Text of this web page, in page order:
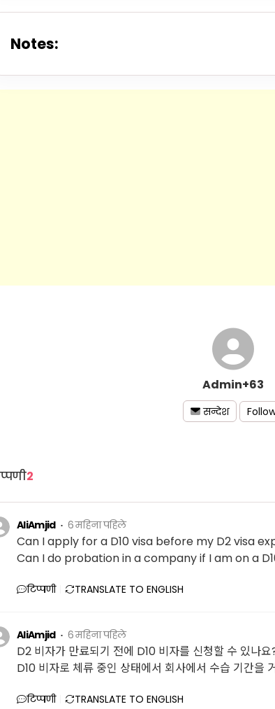
Notes:
Admin+63
सन्देश
2
AliAmjid 6 महिना पहिले
Can I apply for a D10 visa before my D2 visa
Can I do probation in a company if I am on a
टिप्पणी TRANSLATE TO ENGLISH
AliAmjid 6 महिना पहिले
D2 비자가 만료되기 전에 D10 비자를 신청할 수 있나요
D10 비자로 체류 중인 상태에서 회사에서 수습 기간을
टिप्पणी TRANSLATE TO ENGLISH